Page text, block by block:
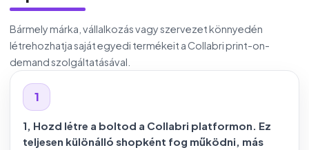
Bármely márka, vállalkozás vagy szervezet könnyedén
létrehozhatja saját egyedi termékeit a Collabri print-on-
demand szolgáltatásával.
1
1, Hozd létre a boltod a Collabri platformon. Ez
teljesen különálló shopként fog működni, más